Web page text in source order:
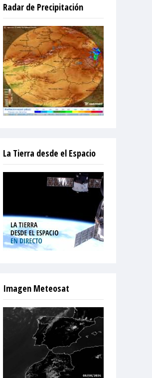
Radar de Precipitación
La Tierra desde el Espacio
Imagen Meteosat